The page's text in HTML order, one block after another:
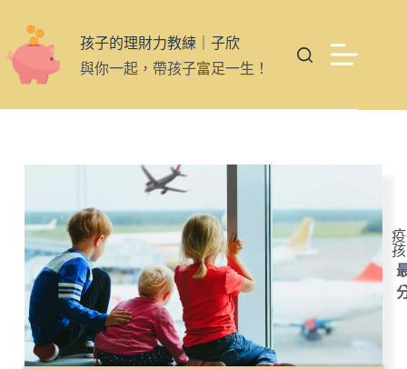
孩子的理財力教練｜子欣
與你一起，帶孩子富足一生！